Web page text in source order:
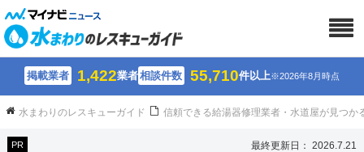
掲載業者 1,422業者相談件数 55,710件以上※2026年8月時点
水まわりのレスキューガイド 信頼できる給湯器修理業者・水道屋が見つか
PR 最終更新日： 2026.7.21